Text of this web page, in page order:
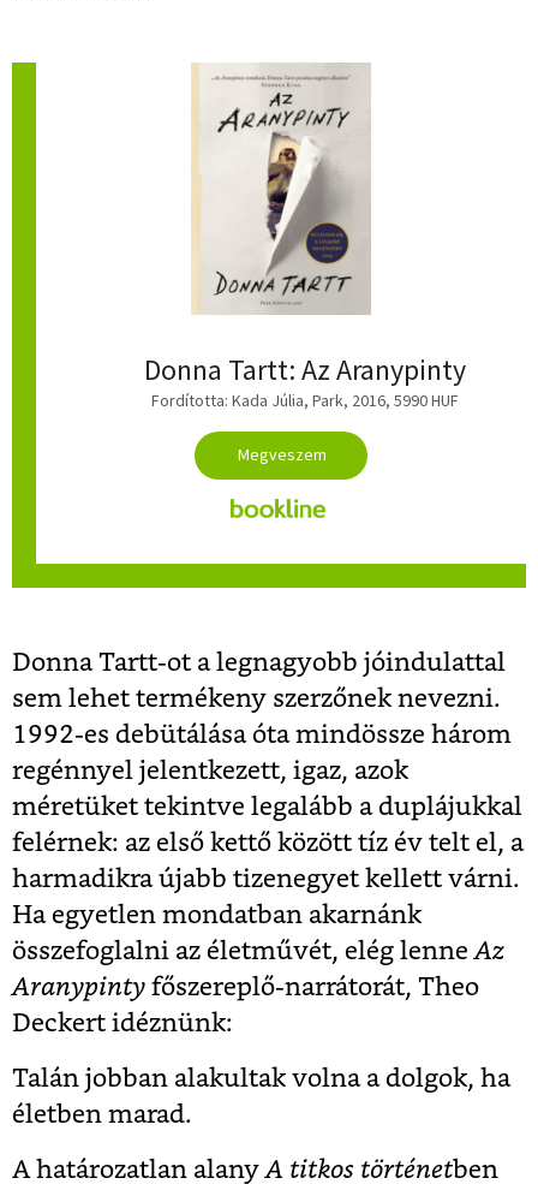
Donna Tartt: Az Aranypinty
Fordította: Kada Júlia, Park, 2016, 5990 HUF
Donna Tartt-ot a legnagyobb jóindulattal
sem lehet termékeny szerzőnek nevezni.
1992-es debütálása óta mindössze három
regénnyel jelentkezett, igaz, azok
méretüket tekintve legalább a duplájukkal
felérnek: az első kettő között tíz év telt el, a
harmadikra újabb tizenegyet kellett várni.
Ha egyetlen mondatban akarnánk
összefoglalni az életművét, elég lenne Az
Aranypinty főszereplő-narrátorát, Theo
Deckert idéznünk:
Talán jobban alakultak volna a dolgok, ha
életben marad.
A határozatlan alany A titkos történetben